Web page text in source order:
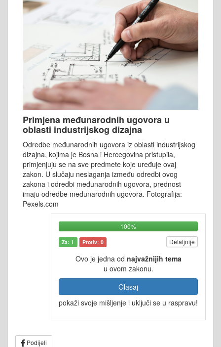
Primjena međunarodnih ugovora u
oblasti industrijskog dizajna
Odredbe međunarodnih ugovora iz oblasti industrijskog
dizajna, kojima je Bosna i Hercegovina pristupila,
primjenjuju se na sve predmete koje uređuje ovaj
zakon. U slučaju neslaganja između odredbi ovog
zakona i odredbi međunarodnih ugovora, prednost
imaju odredbe međunarodnih ugovora. Fotografija:
Pexels.com
100%
Za: 1 Protiv: 0 Detaljnije
Ovo je jedna od najvažnijih tema
u ovom zakonu.
Glasaj
pokaži svoje mišljenje i uključi se u raspravu!
Podijeli